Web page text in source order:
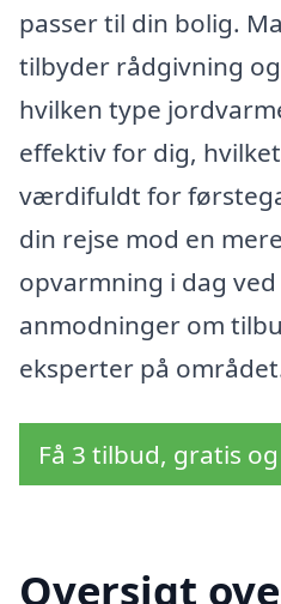
passer til din bolig.
tilbyder rådgivning
hvilken type
effektiv for dig,
værdifuldt for
din rejse mod en
opvarmning i dag
anmodninger om
eksperter på
Få 3 tilbud, gratis
Oversigt